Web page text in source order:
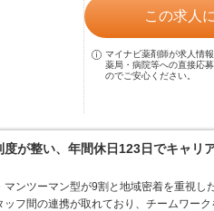
この求人
マイナビ薬剤師が求人情
薬局・病院等への直接応
のでご安心ください。
が整い、年間休日123日でキャリ
ンツーマン型が9割と地域密着を重視し
フ間の連携が取れており、チームワー